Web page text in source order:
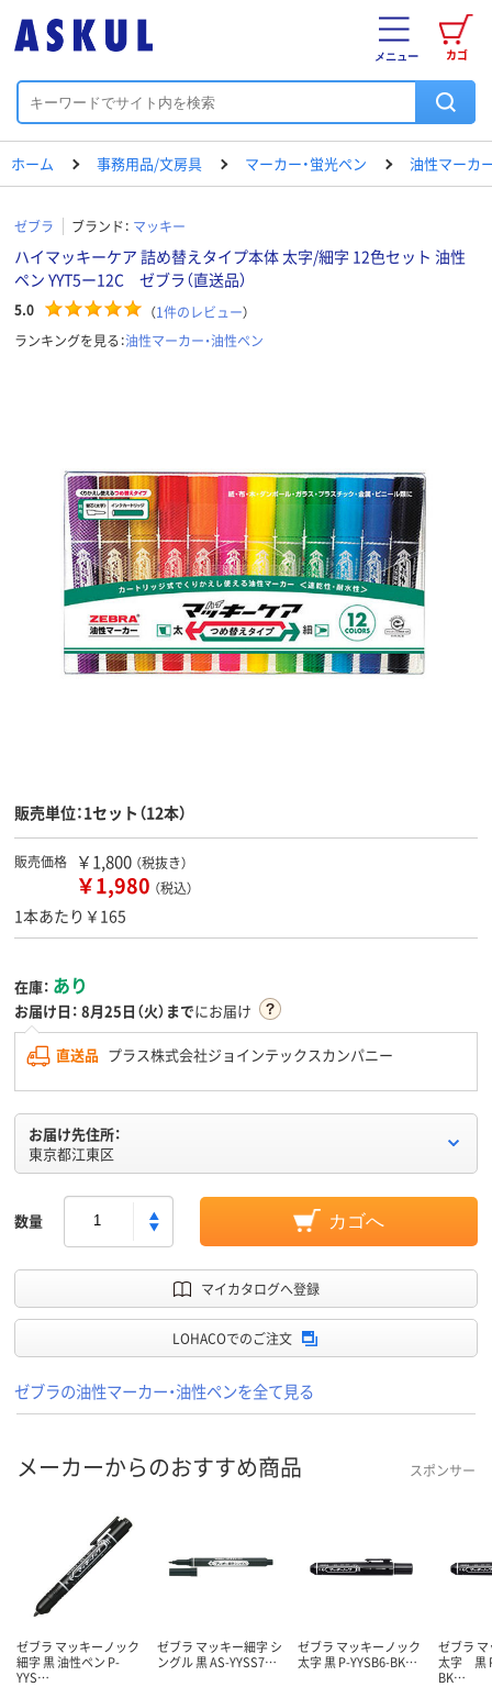
カゴ
メニュー
ホーム 事務用品/文房具 マーカー・蛍光ペン 油性マーカ
ゼブラ ブランド： マッキー
ハイマッキーケア 詰め替えタイプ本体 太字/細字 12色セット 油性
ペン YYT5ー12C ゼブラ（直送品）
5.0 （1件のレビュー）
ランキングを見る：油性マーカー・油性ペン
販売単位：1セット（12本）
販売価格 ￥1,800 （税抜き）
￥1,980 （税込）
1本あたり￥165
在庫： あり
お届け日： 8月25日（火）までにお届け
直送品 プラス株式会社ジョインテックスカンパニー
お届け先住所：
東京都江東区
数量 カゴへ
マイカタログへ登録
LOHACOでのご注文
ゼブラの油性マーカー・油性ペンを全て見る
メーカーからのおすすめ商品 スポンサー
ゼブラ マッキーノック
細字 黒 油性ペン P-
YYS…
ゼブラ マッキー細字 シ
ングル 黒 AS-YYSS7…
ゼブラ マッキーノック
太字 黒 P-YYSB6-BK…
ゼブラ
太字 黒
BK…